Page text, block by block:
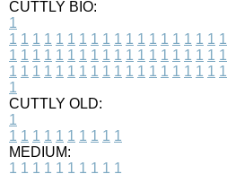
CUTTLY BIO:
1
1 1 1 1 1 1 1 1 1 1 1 1 1 1 1 1 1 1 1
1 1 1 1 1 1 1 1 1 1 1 1 1 1 1 1 1 1 1
1 1 1 1 1 1 1 1 1 1 1 1 1 1 1 1 1 1 1
1
CUTTLY OLD:
1
1 1 1 1 1 1 1 1 1 1
MEDIUM:
1 1 1 1 1 1 1 1 1 1